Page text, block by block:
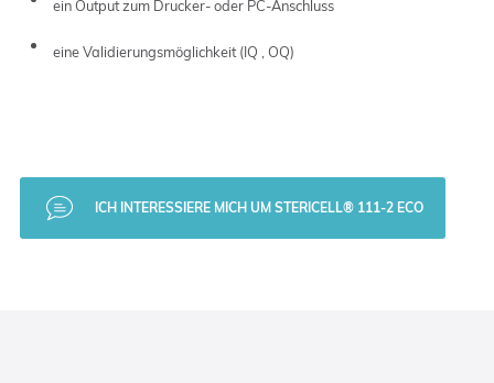
ein Output zum Drucker- oder PC-Anschluss
eine Validierungsmöglichkeit (IQ , OQ)
ICH INTERESSIERE MICH UM STERICELL® 111-2 ECO